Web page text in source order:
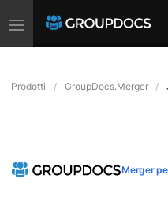
Toggle
navigation
Prodotti GroupDocs.Merger
Merger